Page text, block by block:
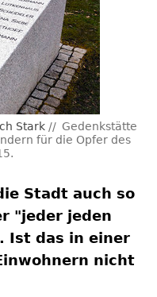
Stark
Gedenkstätte
für die Opfer des
Stadt auch so
"jeder jeden
Ist das in einer
nicht